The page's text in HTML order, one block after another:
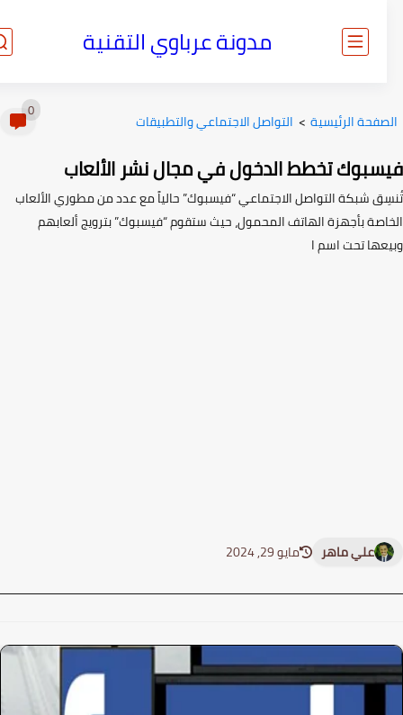
مدونة عرباوي التقنية
الرئيسية> التواصل الاجتماعي والتطبيقات
تخطط الدخول في مجال نشر الألعاب
شبكة التواصل الاجتماعي “فيسبوك” حالياً مع عدد من مطوري الألعاب
بأجهزة الهاتف المحمول، حيث ستقوم “فيسبوك” بترويج ألعابهم
تحت اسم ا
علي ماهر مايو 29, 2024